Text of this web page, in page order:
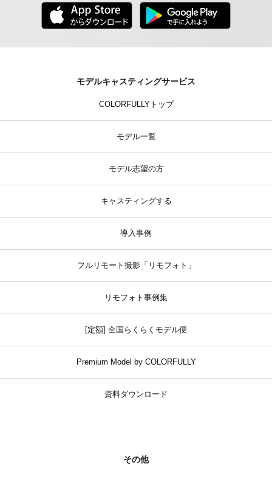
モデルキャスティングサービス
COLORFULLYトップ
モデル一覧
モデル志望の方
キャスティングする
導入事例
フルリモート撮影「リモフォト」
リモフォト事例集
[定額] 全国らくらくモデル便
Premium Model by COLORFULLY
資料ダウンロード
その他